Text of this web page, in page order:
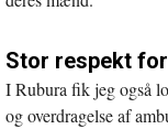
Stor respekt
I Rubura fik jeg også
og overdragelse af